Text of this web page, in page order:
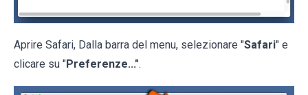
Aprire Safari, Dalla barra del menu, selezionare "Safari" e
clicare su "Preferenze...".